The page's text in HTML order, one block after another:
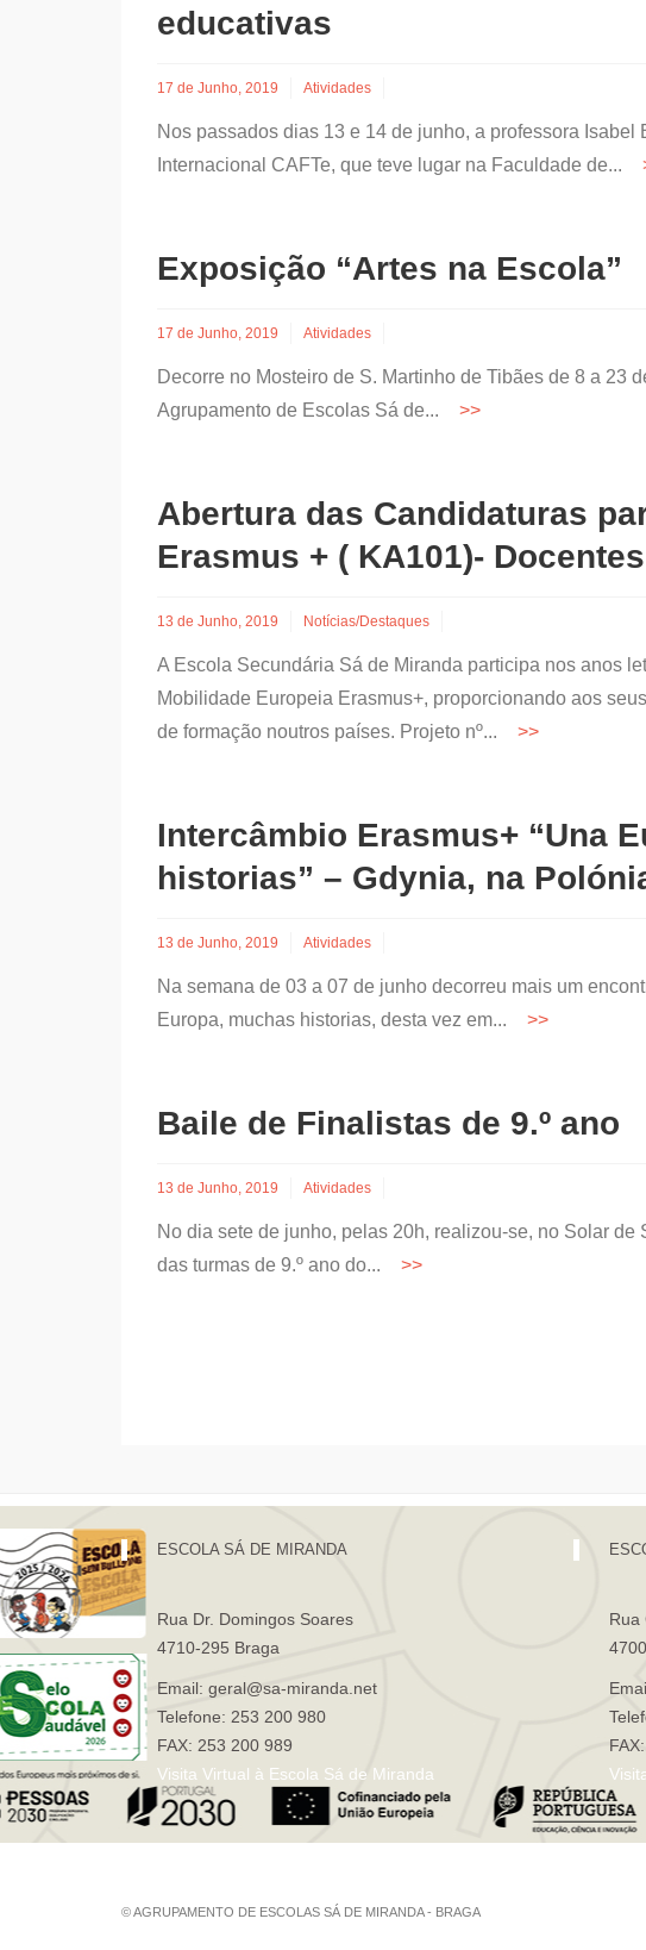
educativas
17 de Junho, 2019 Atividades
Nos passados dias 13 e 14 de junho, a professora
Internacional CAFTe, que teve lugar na Faculdade de...
Exposição “Artes na Escola”
17 de Junho, 2019 Atividades
Decorre no Mosteiro de S. Martinho de Tibães de 8 a 23
Agrupamento de Escolas Sá de...
Abertura das Candidaturas
Erasmus + ( KA101)- Docentes
13 de Junho, 2019 Notícias/Destaques
A Escola Secundária Sá de Miranda participa nos anos
Mobilidade Europeia Erasmus+, proporcionando aos
de formação noutros países. Projeto nº...
Intercâmbio Erasmus+ “Una
historias” – Gdynia, na
13 de Junho, 2019 Atividades
Na semana de 03 a 07 de junho decorreu mais um
Europa, muchas historias, desta vez em...
Baile de Finalistas de 9.º ano
13 de Junho, 2019 Atividades
No dia sete de junho, pelas 20h, realizou-se, no Solar de
das turmas de 9.º ano do...
ESCOLA SÁ DE MIRANDA
Rua Dr. Domingos Soares
4710-295 Braga
Email: geral@sa-miranda.net
Telefone: 253 200 980
FAX: 253 200 989
Visita Virtual à Escola Sá de Miranda
Rua
© AGRUPAMENTO DE ESCOLAS SÁ DE MIRANDA - BRAGA